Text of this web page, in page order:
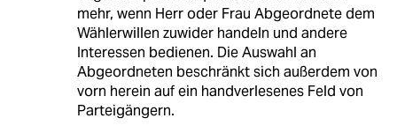
mehr, wenn Herr oder Frau Abgeordnete dem
Wählerwillen zuwider handeln und andere
Interessen bedienen. Die Auswahl an
Abgeordneten beschränkt sich außerdem von
vorn herein auf ein handverlesenes Feld von
Parteigängern.